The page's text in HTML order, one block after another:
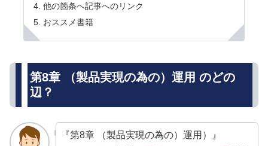
他の箇条へ記事へのリンク
おススメ書籍
第8章 （製品実現の為の）運用 のどの
辺？
『第8章 （製品実現の為の）運用）』